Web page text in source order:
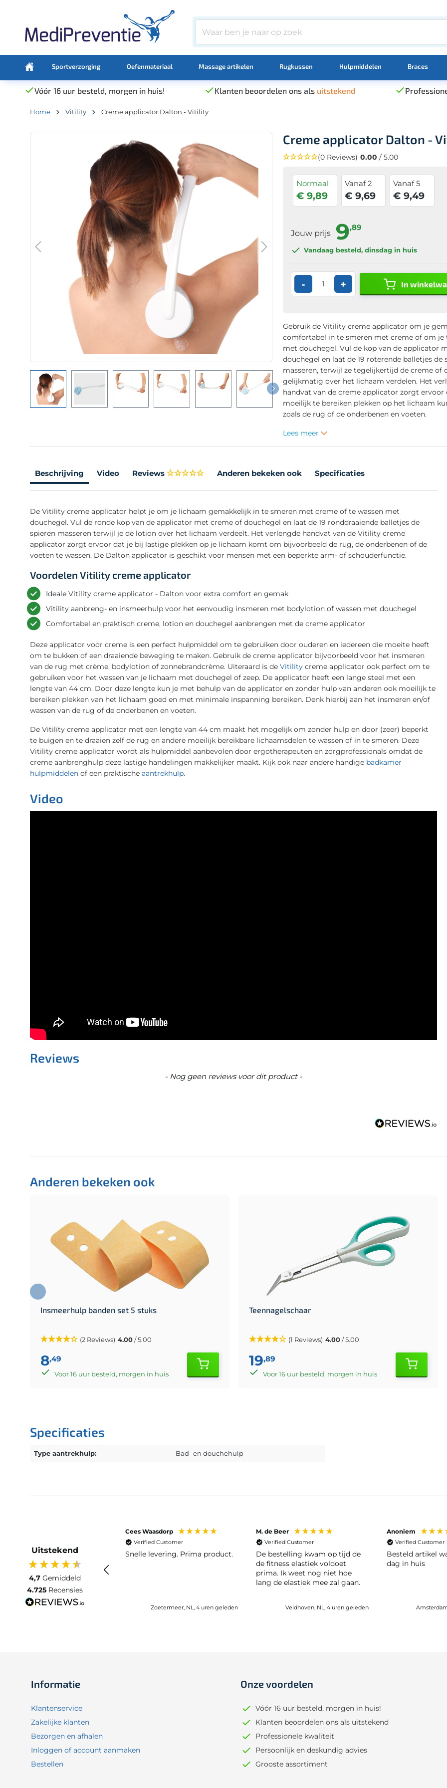
Sportverzorging Oefenmateriaal Massage artikelen Rugkussen Hulpmiddelen Braces
Vóór 16 uur besteld, morgen in huis! Klanten beoordelen ons als uitstekend
Home Vitility Creme applicator Dalton - Vitility
Creme applicator Dalton -
(0 Reviews) 0.00 / 5.00
Normaal
€ 9,89
Vanaf 2
€ 9,69
Vanaf 5
€ 9,49
Jouw prijs 9,89
Vandaag besteld, dinsdag in huis
- + In
Gebruik de Vitility creme applicator om je
comfortabel in te smeren met creme of om je
met douchegel. Vul de kop van de applicator
douchegel en laat de 19 roterende balletjes de
masseren, terwijl ze tegelijkertijd de creme of
gelijkmatig over het lichaam verdelen. Het
handvat van de creme applicator zorgt ervoor
moeilijk te bereiken plekken op het lichaam
zoals de rug of de onderbenen en voeten.
Lees meer
Beschrijving Video Reviews Anderen bekeken ook Specificaties
De Vitility creme applicator helpt je om je lichaam gemakkelijk in te smeren met creme of te wassen met
douchegel. Vul de ronde kop van de applicator met creme of douchegel en laat de 19 ronddraaiende balletjes de
spieren masseren terwijl je de lotion over het lichaam verdeelt. Het verlengde handvat van de Vitility creme
applicator zorgt ervoor dat je bij lastige plekken op je lichaam komt om bijvoorbeeld de rug, de onderbenen of de
voeten te wassen. De Dalton applicator is geschikt voor mensen met een beperkte arm- of schouderfunctie.
Voordelen Vitility creme applicator
Ideale Vitility creme applicator - Dalton voor extra comfort en gemak
Vitility aanbreng- en insmeerhulp voor het eenvoudig insmeren met bodylotion of wassen met douchegel
Comfortabel en praktisch creme, lotion en douchegel aanbrengen met de creme applicator
Deze applicator voor creme is een perfect hulpmiddel om te gebruiken door ouderen en iedereen die moeite heeft
om te bukken of een draaiende beweging te maken. Gebruik de creme applicator bijvoorbeeld voor het insmeren
van de rug met crème, bodylotion of zonnebrandcrème. Uiteraard is de Vitility creme applicator ook perfect om te
gebruiken voor het wassen van je lichaam met douchegel of zeep. De applicator heeft een lange steel met een
lengte van 44 cm. Door deze lengte kun je met behulp van de applicator en zonder hulp van anderen ook moeilijk te
bereiken plekken van het lichaam goed en met minimale inspanning bereiken. Denk hierbij aan het insmeren en/of
wassen van de rug of de onderbenen en voeten.
De Vitility creme applicator met een lengte van 44 cm maakt het mogelijk om zonder hulp en door (zeer) beperkt
te buigen en te draaien zelf de rug en andere moeilijk bereikbare lichaamsdelen te wassen of in te smeren. Deze
Vitility creme applicator wordt als hulpmiddel aanbevolen door ergotherapeuten en zorgprofessionals omdat de
creme aanbrenghulp deze lastige handelingen makkelijker maakt. Kijk ook naar andere handige badkamer
hulpmiddelen of een praktische aantrekhulp.
Video
Reviews
- Nog geen reviews voor dit product -
Anderen bekeken ook
Insmeerhulp banden set 5 stuks
(2 Reviews) 4.00/ 5.00
8,49
Voor 16 uur besteld, morgen in huis
Teennagelschaar
(1 Reviews) 4.00/ 5.00
19,89
Voor 16 uur besteld, morgen in huis
Specificaties
Type aantrekhulp: Bad- en douchehulp
Uitstekend
4,7 Gemiddeld
4.725 Recensies
Cees Waasdorp
Verified Customer
Snelle levering. Prima product.
Zoetermeer, NL, 4 uren geleden
M. de Beer
Verified Customer
De bestelling kwam op tijd de
de fitness elastiek voldoet
prima. Ik weet nog niet hoe
lang de elastiek mee zal gaan.
Veldhoven, NL, 4 uren geleden
Anoniem
Verified Customer
Besteld artikel
dag in huis
Informatie
Klantenservice
Zakelijke klanten
Bezorgen en afhalen
Inloggen of account aanmaken
Bestellen
Onze voordelen
Vóór 16 uur besteld, morgen in huis!
Klanten beoordelen ons als uitstekend
Professionele kwaliteit
Persoonlijk en deskundig advies
Grooste assortiment